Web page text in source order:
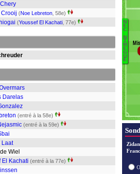
(Noe Lebreton , 58e)
(Youssef El Kachati , 77e)
Darelas
(entré à la 58e)
(entré à la 59e)
Laat
Wiel
El Kachati (entré à la 77e)
N
E
C
N
I
M
È
G
U
E